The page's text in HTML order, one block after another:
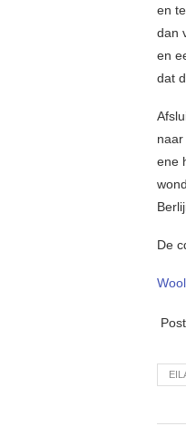
en
dan
en
dat
ene
De